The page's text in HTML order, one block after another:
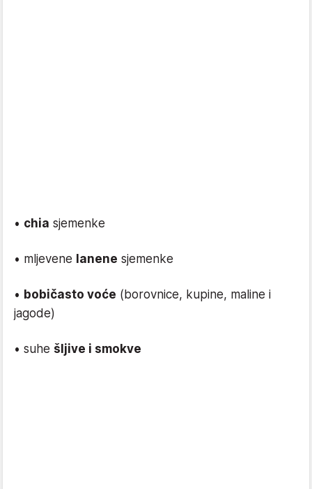
• chia sjemenke
• mljevene lanene sjemenke
• bobičasto voće (borovnice, kupine, maline i
jagode)
• suhe šljive i smokve